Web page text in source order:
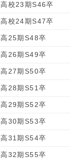
高校23期S46卒
高校24期S47卒
高25期S48卒
高26期S49卒
高27期S50卒
高28期S51卒
高29期S52卒
高30期S53卒
高31期S54卒
高32期S55卒